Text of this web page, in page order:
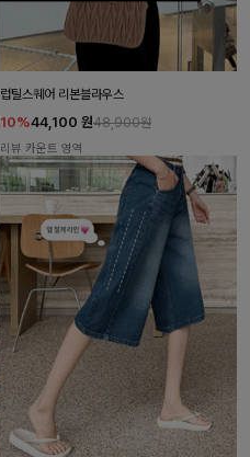
럽틸스퀘어 리본블라우스
10%44,100 원48,900원
리뷰 카운트 영역